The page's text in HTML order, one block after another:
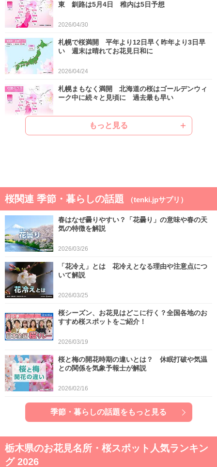
もっと見る
東 釧路は5月4日 稚内は5日予想
2026/04/30
札幌で桜満開 平年より12日早く昨年より3日早
い 週末は晴れてお花見日和に
2026/04/24
札幌まもなく満開 北海道の桜はゴールデンウィ
ーク中に続々と見頃に 過去最も早い
2026/04/22
ゴールデンウィークは晴れと雨が交互 晴れると
気象予報士の解説をもっと見る
桜関連 季節・暮らしの話題 （tenki.jpサプリ）
春はなぜ曇りやすい？「花曇り」の意味や春の天
気の特徴を解説
2026/03/26
「花冷え」とは 花冷えとなる理由や注意点につ
いて解説
2026/03/25
桜シーズン、お花見はどこに行く？全国各地のお
すすめ桜スポットをご紹介！
2026/03/19
桜と梅の開花時期の違いとは？ 休眠打破や気温
との関係を気象予報士が解説
2026/02/16
季節・暮らしの話題をもっと見る
栃木県のお花見名所・桜スポット人気ランキン
グ 2026